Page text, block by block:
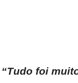
“Tudo foi